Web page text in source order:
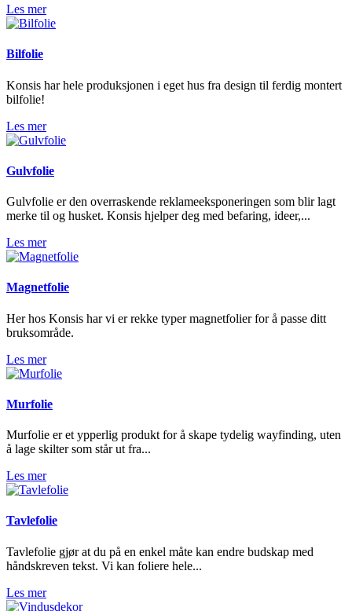
Les mer
Bilfolie
Konsis har hele produksjonen i eget hus fra design til ferdig montert
bilfolie!
Les mer
Gulvfolie
Gulvfolie er den overraskende reklameeksponeringen som blir lagt
merke til og husket. Konsis hjelper deg med befaring, ideer,...
Les mer
Magnetfolie
Her hos Konsis har vi er rekke typer magnetfolier for å passe ditt
bruksområde.
Les mer
Murfolie
Murfolie er et ypperlig produkt for å skape tydelig wayfinding, uten
å lage skilter som står ut fra...
Les mer
Tavlefolie
Tavlefolie gjør at du på en enkel måte kan endre budskap med
håndskreven tekst. Vi kan foliere hele...
Les mer